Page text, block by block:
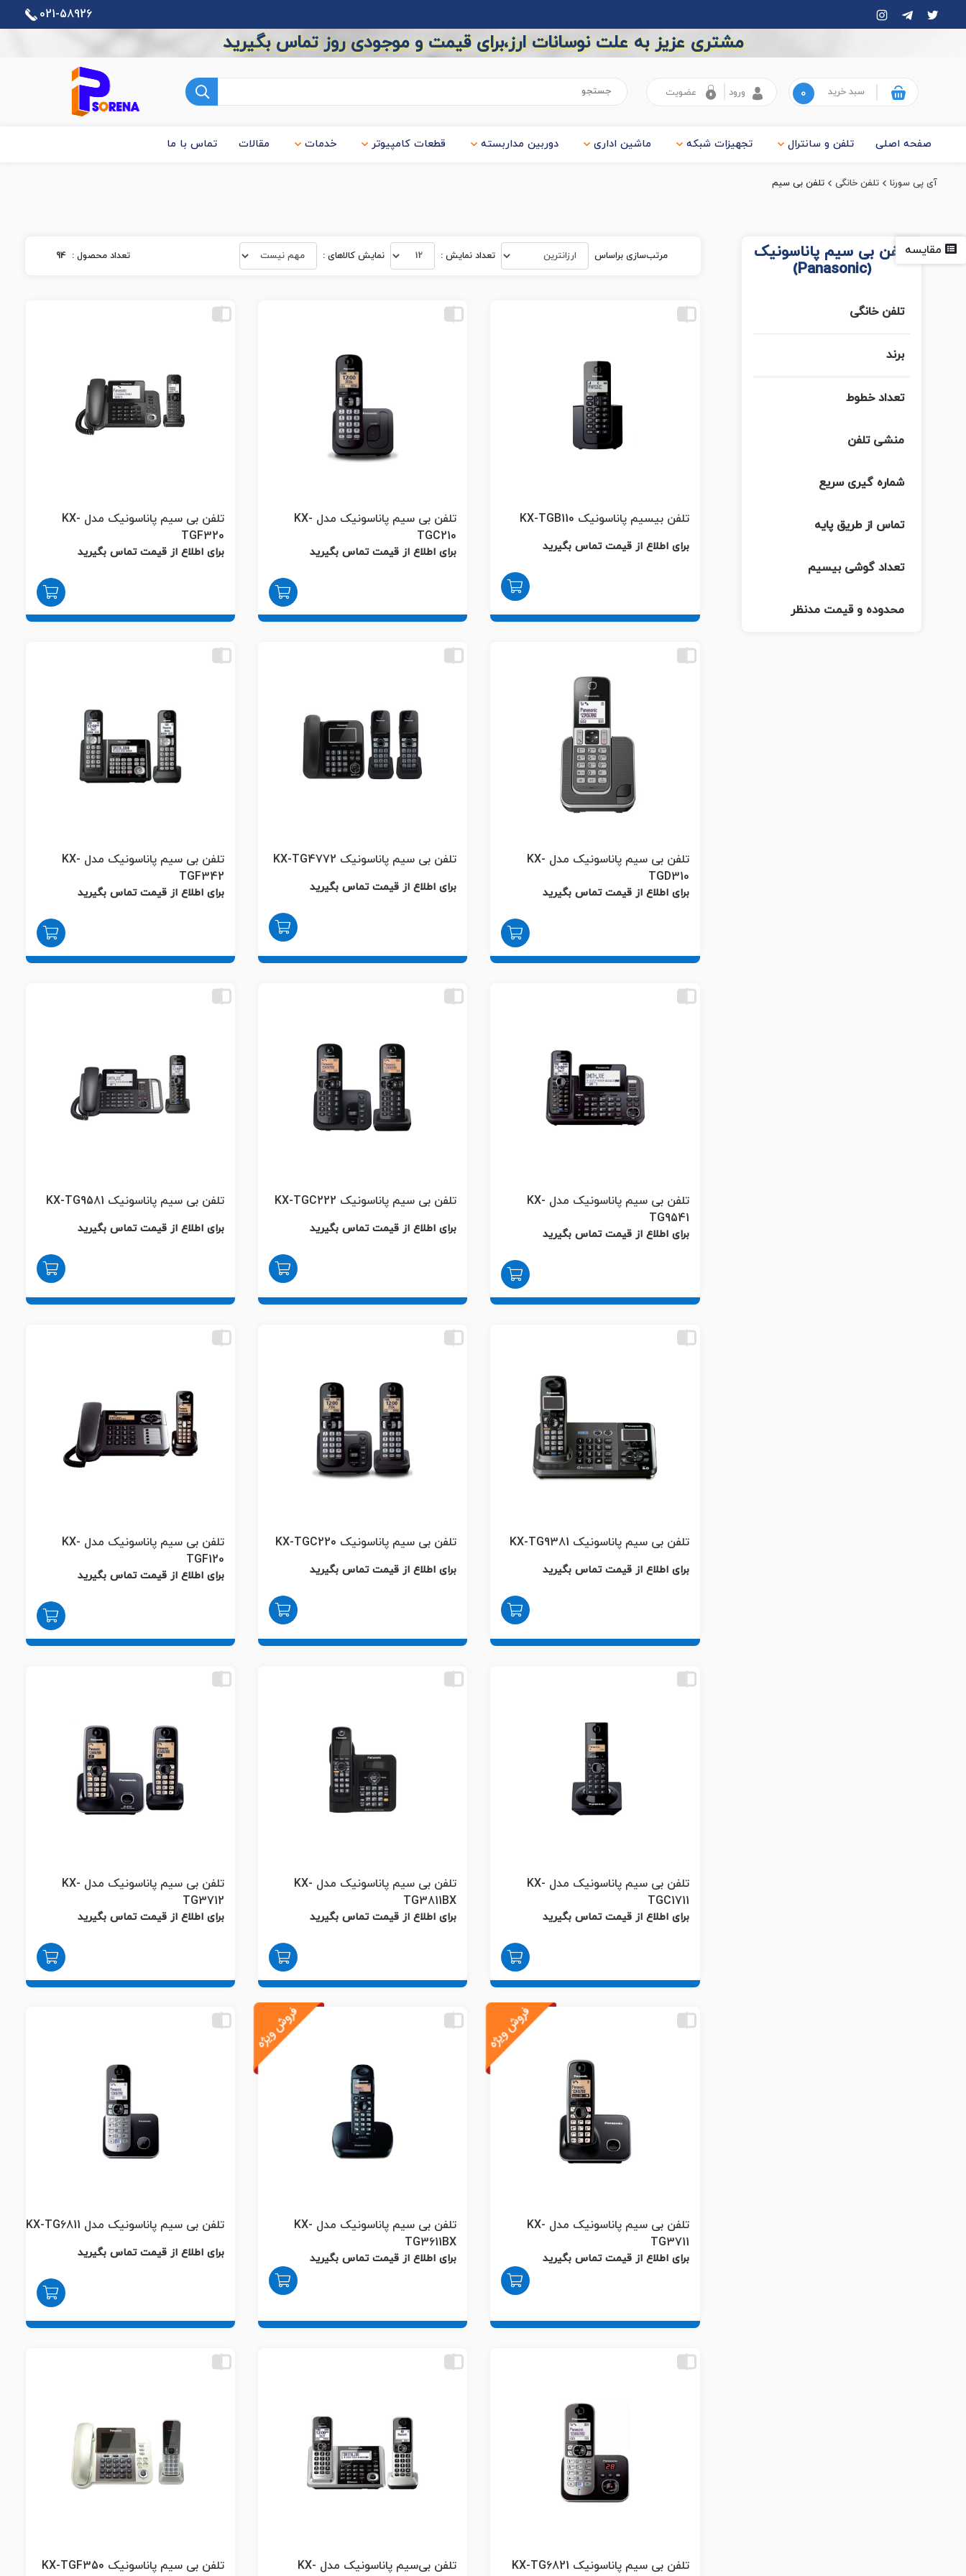
021-58926
مشتری عزیز به علت نوسانات ارز،برای قیمت و موجودی روز تماس بگیرید
سبد خرید ۰ ورود عضویت
صفحه اصلی تلفن و سانترال تجهیزات شبکه ماشین اداری دوربین مداربسته قطعات کامپیوتر خدمات مقالات تماس با ما
آی پی سورنا تلفن خانگی تلفن بی سیم
تلفن بی سیم پاناسونیک
(Panasonic)
تلفن خانگی
برند
تعداد خطوط
منشی تلفن
شماره گیری سریع
تماس از طریق پایه
تعداد گوشی بیسیم
محدوده و قیمت مد‌نظر
مقایسه مرتب‌سازی بر‌اساس تعداد نمایش : نمایش کالاهای : تعداد محصول : 94
تلفن بیسیم پاناسونیک KX-TGB110
برای اطلاع از قیمت تماس بگیرید
تلفن بی سیم پاناسونیک مدل KX-
TGC210
برای اطلاع از قیمت تماس بگیرید
تلفن بی سیم پاناسونیک مدل KX-
TGF320
برای اطلاع از قیمت تماس بگیرید
تلفن بی سیم پاناسونیک مدل KX-
TGD310
برای اطلاع از قیمت تماس بگیرید
تلفن بی سیم پاناسونیک KX-TG4772
برای اطلاع از قیمت تماس بگیرید
تلفن بی سیم پاناسونیک مدل KX-
TGF342
برای اطلاع از قیمت تماس بگیرید
تلفن بی سیم پاناسونیک مدل KX-
TG9541
برای اطلاع از قیمت تماس بگیرید
تلفن بی سیم پاناسونیک KX-TGC222
برای اطلاع از قیمت تماس بگیرید
تلفن بی سیم پاناسونیک KX-TG9581
برای اطلاع از قیمت تماس بگیرید
تلفن بی سیم پاناسونیک KX-TG9381
برای اطلاع از قیمت تماس بگیرید
تلفن بی سیم پاناسونیک KX-TGC220
برای اطلاع از قیمت تماس بگیرید
تلفن بی سیم پاناسونیک مدل KX-
TGF120
برای اطلاع از قیمت تماس بگیرید
تلفن بی سیم پاناسونیک مدل KX-
TGC1711
برای اطلاع از قیمت تماس بگیرید
تلفن بی سیم پاناسونیک مدل KX-
TG3811BX
برای اطلاع از قیمت تماس بگیرید
تلفن بی سیم پاناسونیک مدل KX-
TG3712
برای اطلاع از قیمت تماس بگیرید
تلفن بی سیم پاناسونیک مدل KX-
TG3711
برای اطلاع از قیمت تماس بگیرید
تلفن بی سیم پاناسونیک مدل KX-
TG3611BX
برای اطلاع از قیمت تماس بگیرید
تلفن بی سیم پاناسونیک مدل KX-TG6811
برای اطلاع از قیمت تماس بگیرید
تلفن بی سیم پاناسونیک KX-TG6821
تلفن بی‌سیم پاناسونیک مدل KX-
تلفن بی سیم پاناسونیک KX-TGF350